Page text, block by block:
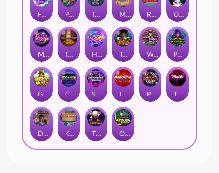
Manhattan Goes Wild
Tractor Beam
Starstruck
Poison Eve
Tomb of Akhenaten
Immortal Fruits
Tesla Jolt
Dungeon Quest
Coins of Fortune
Outsourced: Slash Game
Fruits
Hot 4 Cash
Owls
Punk Rocker
Milky Ways
Gaelic Gold
The Creepy Carnival
Walk of Shame
Kitchen Drama: Sushi Mania
Pixies vs Pirates Remember Gulag
The Rave